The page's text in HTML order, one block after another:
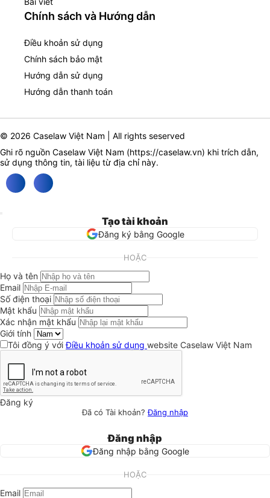
Chính sách và Hướng dẫn
Điều khoản sử dụng
Chính sách bảo mật
Hướng dẫn sử dụng
Hướng dẫn thanh toán
© 2026 Caselaw Việt Nam | All rights seserved
Ghi rõ nguồn Caselaw Việt Nam (https://caselaw.vn) khi trích dẫn,
sử dụng thông tin, tài liệu từ địa chỉ này.
Tạo tài khoản
Đăng ký bằng Google
HOẶC
Họ và tên
Email
Số điện thoại
Mật khẩu
Xác nhận mật khẩu
Giới tính
Tôi đồng ý vớiĐiều khoản sử dụng website Caselaw Việt Nam
Đăng ký
Đã có Tài khoản?Đăng nhập
Đăng nhập
Đăng nhập bằng Google
HOẶC
Email